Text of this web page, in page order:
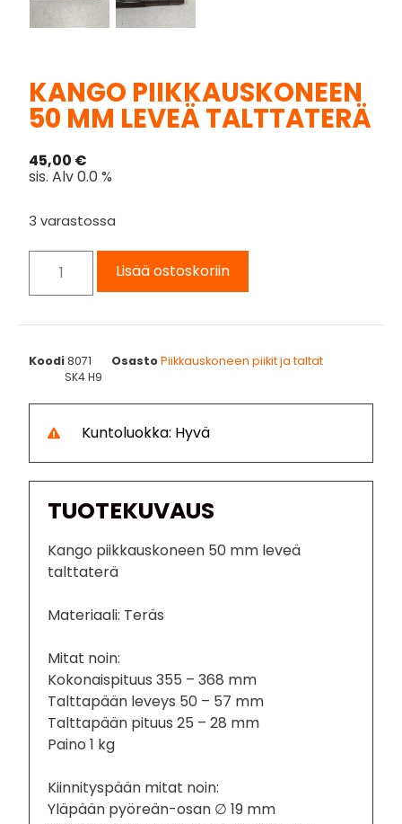
KANGO PIIKKAUSKONEEN
50 MM LEVEÄ TALTTATERÄ
45,00 €
sis. Alv 0.0 %
3 varastossa
Lisää ostoskoriin
Koodi8071 OsastoPiikkauskoneen piikit ja taltat
SK4 H9
Kuntoluokka: Hyvä
TUOTEKUVAUS
Kango piikkauskoneen 50 mm leveä
talttaterä
Materiaali: Teräs
Mitat noin:
Kokonaispituus 355 – 368 mm
Talttapään leveys 50 – 57 mm
Talttapään pituus 25 – 28 mm
Paino 1 kg
Kiinnityspään mitat noin:
Yläpään pyöreän-osan ∅ 19 mm